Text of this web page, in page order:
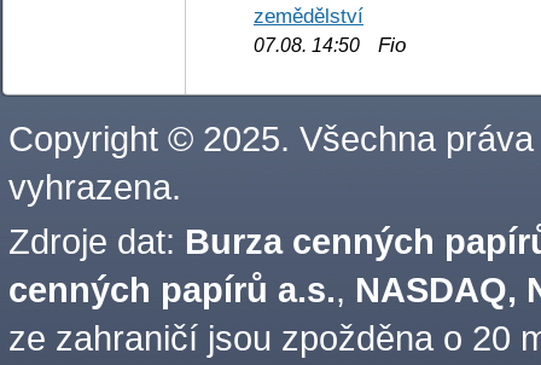
zemědělství
07.08. 14:50 Fio
Copyright © 2025. Všechna práva
vyhrazena.
Zdroje dat: Burza cenných
cenných papírů a.s., NASDAQ,
ze zahraničí jsou zpožděna o 20